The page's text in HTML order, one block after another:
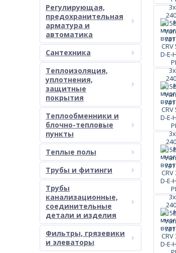
Регулирующая,
предохранительная
арматура и
автоматика
Сантехника
Теплоизоляция,
уплотнения,
защитные
покрытия
Теплообменники и
блочно-тепловые
пункты
Теплые полы
Трубы и фитинги
Трубы
канализационные,
соединительные
детали и изделия
Фильтры, грязевики
и элеваторы